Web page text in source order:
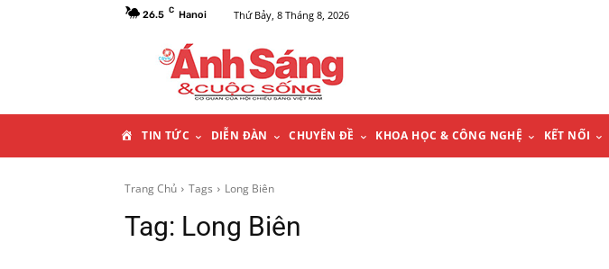
26.5 C Hanoi Thứ Bảy, 8 Tháng 8, 2026
A
TIN TỨC DIỄN ĐÀN CHUYÊN ĐỀ KHOA HỌC & CÔNG NGHỆ KẾT NỐI
Trang Chủ Tags Long Biên
Tag: Long Biên